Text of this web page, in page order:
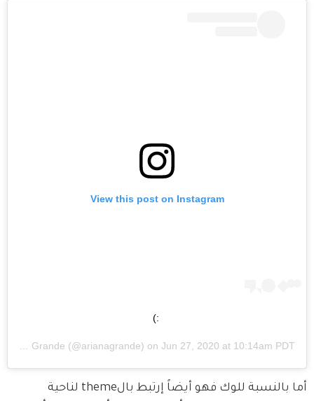
View this post on Instagram
:)
Ariana Grande (@arianagrande) on Jun 27, 2020 at 10:14am PDT
أما بالنسبة للوك فهو أيضاً إرتبط بالtheme لناحية